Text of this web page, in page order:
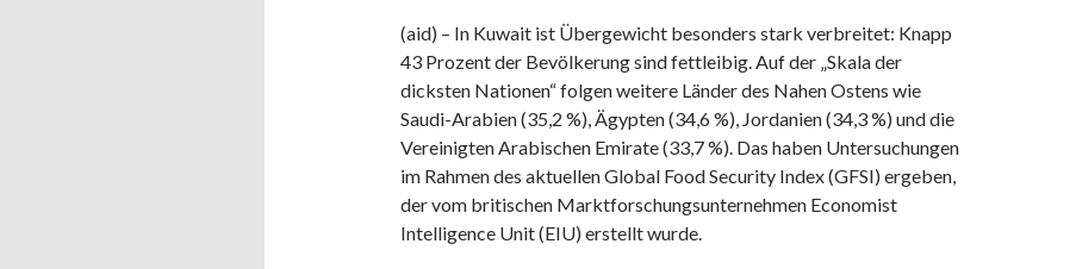
(aid) – In Kuwait ist Übergewicht besonders stark verbreitet: Knapp
43 Prozent der Bevölkerung sind fettleibig. Auf der „Skala der
dicksten Nationen“ folgen weitere Länder des Nahen Ostens wie
Saudi-Arabien (35,2 %), Ägypten (34,6 %), Jordanien (34,3 %) und die
Vereinigten Arabischen Emirate (33,7 %). Das haben Untersuchungen
im Rahmen des aktuellen Global Food Security Index (GFSI) ergeben,
der vom britischen Marktforschungsunternehmen Economist
Intelligence Unit (EIU) erstellt wurde.